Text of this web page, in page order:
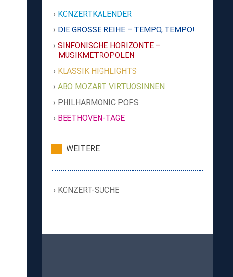
KONZERTKALENDER
DIE GROSSE REIHE – TEMPO, TEMPO!
SINFONISCHE HORIZONTE –
MUSIKMETROPOLEN
KLASSIK HIGHLIGHTS
ABO MOZART VIRTUOSINNEN
PHILHARMONIC POPS
BEETHOVEN-TAGE
WEITERE
KONZERT-SUCHE